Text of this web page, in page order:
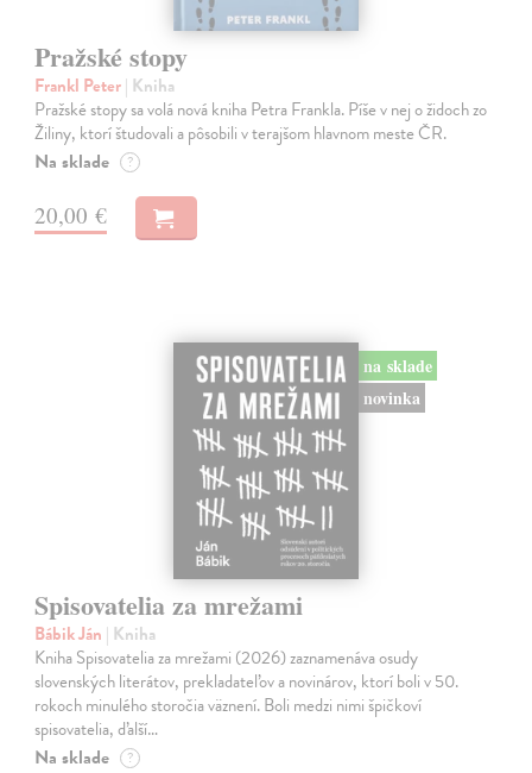
Pražské stopy
Frankl Peter| Kniha
Pražské stopy sa volá nová kniha Petra Frankla. Píše v nej o židoch zo
Žiliny, ktorí študovali a pôsobili v terajšom hlavnom meste ČR.
Na sklade ?
20,00 €
na sklade
novinka
Spisovatelia za mrežami
Bábik Ján | Kniha
Kniha Spisovatelia za mrežami (2026) zaznamenáva osudy
slovenských literátov, prekladateľov a novinárov, ktorí boli v 50.
rokoch minulého storočia väznení. Boli medzi nimi špičkoví
spisovatelia, ďalší…
Na sklade ?